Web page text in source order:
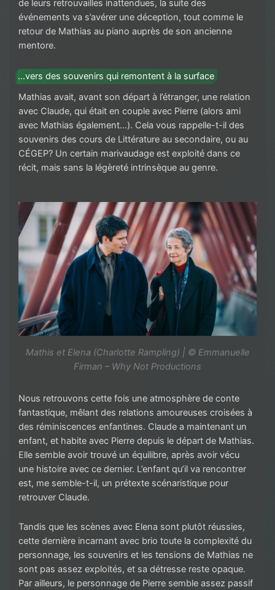
de leurs retrouvailles inattendues, la suite des
événements va s’avérer une déception, tout comme le
retour de Mathias au piano auprès de son ancienne
mentore.
…vers des souvenirs qui remontent à la surface
Mathias avait, avant son départ à l’étranger, une relation
avec Claude, qui était en couple avec Pierre (alors ami
avec Mathias également…). Cela vous rappelle-t-il des
souvenirs des cours de Littérature au secondaire, ou au
CÉGEP? Un certain marivaudage est exploité dans ce
récit, mais sans la légèreté intrinsèque au genre.
Mathis et Elena (Charlotte Rampling) | © Emmanuelle
Firman – Why Not Productions
Nous retrouvons cette fois une atmosphère de conte
fantastique, mêlant des relations amoureuses croisées à
des réminiscences enfantines. Claude a maintenant un
enfant, et habite avec Pierre depuis le départ de Mathias.
Elle semble avoir trouvé un équilibre, après avoir vécu
une histoire avec ce dernier. L’enfant qu’il va rencontrer
est, me semble-t-il, un prétexte scénaristique pour
retrouver Claude.
Tandis que les scènes avec Elena sont plutôt réussies,
cette dernière incarnant avec brio toute la complexité du
personnage, les souvenirs et les tensions de Mathias ne
sont pas assez exploités, et sa détresse reste opaque.
Par ailleurs, le personnage de Pierre semble assez passif